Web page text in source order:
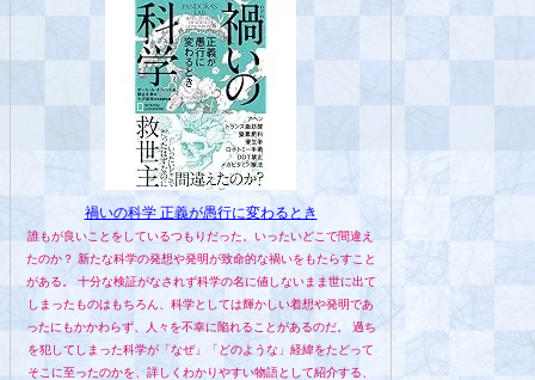
禍いの科学 正義が愚行に変わるとき
誰もが良いことをしているつもりだった。いったいどこで間違え
たのか？ 新たな科学の発想や発明が致命的な禍いをもたらすこと
がある。 十分な検証がなされず科学の名に値しないまま世に出て
しまったものはもちろん、科学としては輝かしい着想や発明であ
ったにもかかわらず、人々を不幸に陥れることがあるのだ。 過ち
を犯してしまった科学が「なぜ」「どのような」経緯をたどって
そこに至ったのかを、詳しくわかりやすい物語として紹介する、